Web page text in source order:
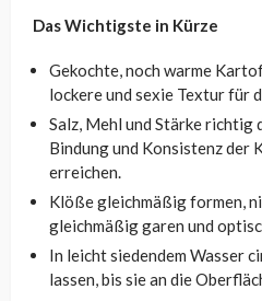
Das Wichtigste in Kürze
Gekochte, noch warme
lockere und sexie Textur für
Salz, Mehl und Stärke richtig
Bindung und Konsistenz der
erreichen.
Klöße gleichmäßig formen,
gleichmäßig garen und
In leicht siedendem Wasser
lassen, bis sie an die